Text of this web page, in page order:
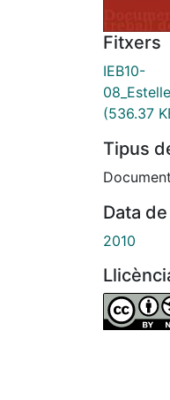
Fitxers
IEB10-
(536.37
Tipus
Data
2010